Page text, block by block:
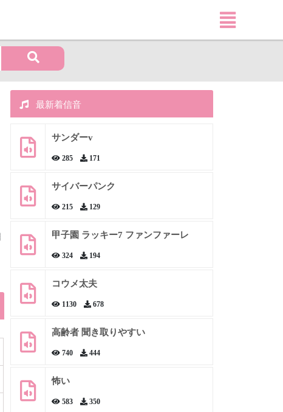
最新着信音
サンダーv
285 171
サイバーパンク
215 129
甲子園 ラッキー7 ファンファーレ
324 194
コウメ太夫
1130 678
高齢者 聞き取りやすい
740 444
怖い
583 350